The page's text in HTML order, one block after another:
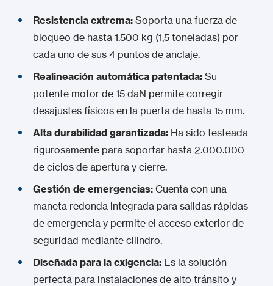
Resistencia extrema: Soporta una fuerza de
bloqueo de hasta 1.500 kg (1,5 toneladas) por
cada uno de sus 4 puntos de anclaje.
Realineación automática patentada: Su
potente motor de 15 daN permite corregir
desajustes físicos en la puerta de hasta 15 mm.
Alta durabilidad garantizada: Ha sido testeada
rigurosamente para soportar hasta 2.000.000
de ciclos de apertura y cierre.
Gestión de emergencias: Cuenta con una
maneta redonda integrada para salidas rápidas
de emergencia y permite el acceso exterior de
seguridad mediante cilindro.
Diseñada para la exigencia: Es la solución
perfecta para instalaciones de alto tránsito y